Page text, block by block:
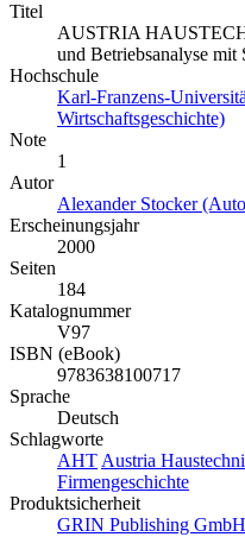
Titel
AUSTRIA
und Betriebsanalyse mit
Hochschule
Karl-Franzens-
Wirtschaftsgeschichte)
Note
1
Autor
Alexander Stocker
Erscheinungsjahr
2000
Seiten
184
Katalognummer
V97
ISBN (eBook)
9783638100717
Sprache
Deutsch
Schlagworte
AHT Austria
Firmengeschichte
Produktsicherheit
GRIN Publishing GmbH